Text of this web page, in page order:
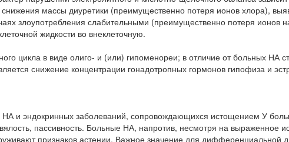
массы диуретики (преимущественно потеря ионов хлора),
злоупотребления слабительными (преимущественно потеря ионов
жидкости во внеклеточную.
цикла в виде олиго- и (или) гипоменореи; в отличие от больных НА
снижение концентрации гонадотропных гормонов гипофиза и
НА и эндокринных заболеваний, сопровождающихся истощением У
пассивность. Больные НА, напротив, несмотря на выраженное
признаков астении. Важное значение для дифференциальной